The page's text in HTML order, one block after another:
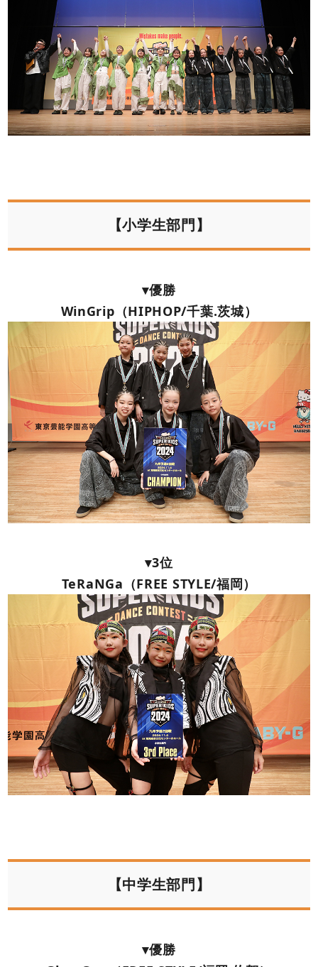
【小学生部門】
▾優勝
WinGrip（HIPHOP/千葉.茨城）
▾3位
TeRaNGa（FREE STYLE/福岡）
【中学生部門】
▾優勝